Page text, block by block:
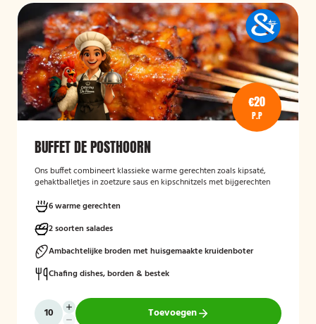
€20
P.P
BUFFET DE POSTHOORN
Ons buffet combineert klassieke warme gerechten zoals kipsaté,
gehaktballetjes in zoetzure saus en kipschnitzels met bijgerechten
frisse rauwkost, gemengde salades en vers brood met kruidenboter
voor een compleet en smaakvol geheel.
Mogelijk te bestellen zonder borden en bestek!
6 warme gerechten
2 soorten salades
Ambachtelijke broden met huisgemaakte kruidenboter
Chafing dishes, borden & bestek
Toevoegen